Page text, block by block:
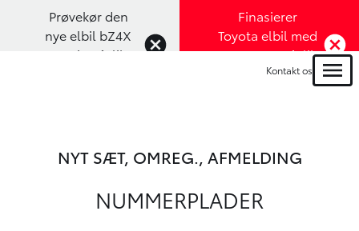
Prøvekør den
nye elbil bZ4X
Touring (Klik
Finasierer
Toyota elbil med
1,99% rente (Klik
her)
Kontakt os Menu
NYT SÆT, OMREG., AFMELDING
NUMMERPLADER